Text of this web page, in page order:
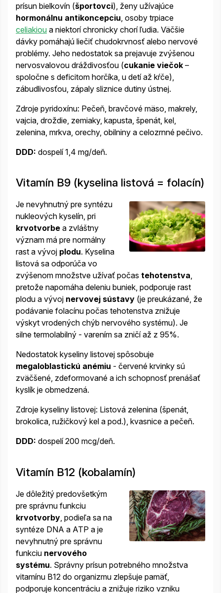
prísun bielkovín (športovci), ženy užívajúce
hormonálnu antikoncepciu , osoby trpiace
celiakiou a niektorí chronicky chorí ľudia. Väčšie
dávky pomáhajú liečiť chudokrvnosť alebo nervové
problémy. Jeho nedostatok sa prejavuje zvýšenou
nervosvalovou dráždivosťou (cukanie viečok –
spoločne s deficitom horčíka, u detí až kŕče),
zábudlivosťou, zápaly sliznice dutiny ústnej.
Zdroje pyridoxínu: Pečeň, bravčové mäso, makrely,
vajcia, droždie, zemiaky, kapusta, špenát, kel,
zelenina, mrkva, orechy, obilniny a celozrnné pečivo.
DDD: dospelí 1,4 mg/deň.
Vitamín B9 (kyselina listová = folacín)
Je nevyhnutný pre syntézu
nukleových kyselín, pri
krvotvorbe a zvláštny
význam má pre normálny
rast a vývoj plodu. Kyselina
listová sa odporúča vo
zvýšenom množstve užívať počas tehotenstva,
pretože napomáha deleniu buniek, podporuje rast
plodu a vývoj nervovej sústavy (je preukázané, že
podávanie folacínu počas tehotenstva znižuje
výskyt vrodených chýb nervového systému). Je
silne termolabilný - varením sa zničí až z 95%.
Nedostatok kyseliny listovej spôsobuje
megaloblastickú anémiu - červené krvinky sú
zväčšené, zdeformované a ich schopnosť prenášať
kyslík je obmedzená.
Zdroje kyseliny listovej: Listová zelenina (špenát,
brokolica, ružičkový kel a pod.), kvasnice a pečeň.
DDD: dospelí 200 mcg/deň.
Vitamín B12 (kobalamín)
Je dôležitý predovšetkým
pre správnu funkciu
krvotvorby, podieľa sa na
syntéze DNA a ATP a je
nevyhnutný pre správnu
funkciu nervového
systému. Správny prísun potrebného množstva
vitamínu B12 do organizmu zlepšuje pamäť,
podporuje koncentráciu a znižuje riziko vzniku